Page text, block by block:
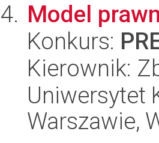
Model
Konkurs:
Kierownik:
Uniwersytet
Warszawie,